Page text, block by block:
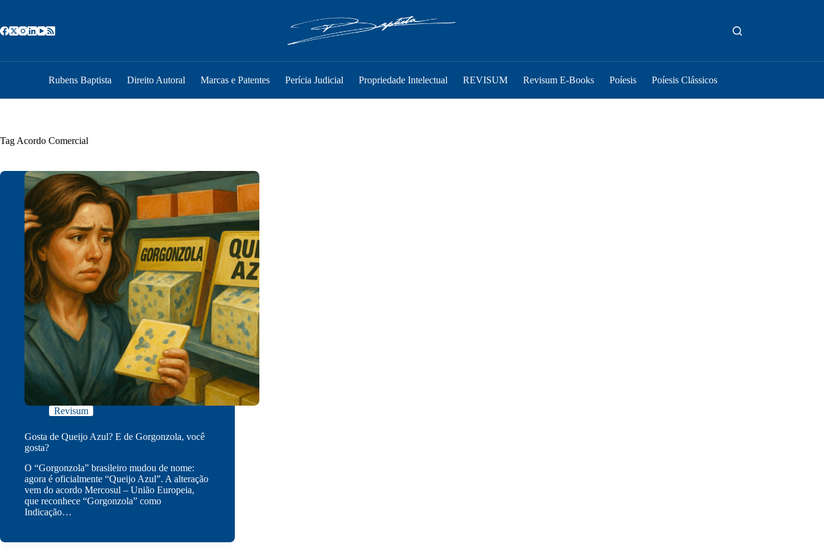
o
conteúdo
Rubens Baptista Direito Autoral Marcas e Patentes Perícia Judicial Propriedade Intelectual REVISUM Revisum E-Books Poíesis Poíesis Clássicos
Tag Acordo Comercial
Revisum
Gosta de Queijo Azul? E de Gorgonzola, você
gosta?
O “Gorgonzola” brasileiro mudou de nome:
agora é oficialmente “Queijo Azul”. A alteração
vem do acordo Mercosul – União Europeia,
que reconhece “Gorgonzola” como
Indicação…